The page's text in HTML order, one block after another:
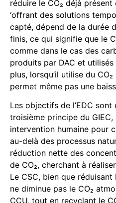
réduire le CO₂ déjà présent
‘offrant des solutions
capté, dépend de la durée
finis, ce qui signifie que le
comme dans le cas des
produits par DAC et
plus, lorsqu’il utilise du
permet même pas une
Les objectifs de l’EDC
troisième principe du
intervention humaine pour
au-delà des processus
réduction nette des
de CO₂, cherchant à
Le CSC, bien que
ne diminue pas le CO₂
CCU, tout en recyclant le